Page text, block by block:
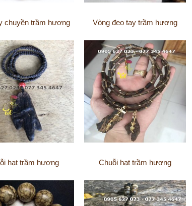
chuyền trầm hương Vòng đeo tay trầm hương
hạt trầm hương Chuỗi hạt trầm hương